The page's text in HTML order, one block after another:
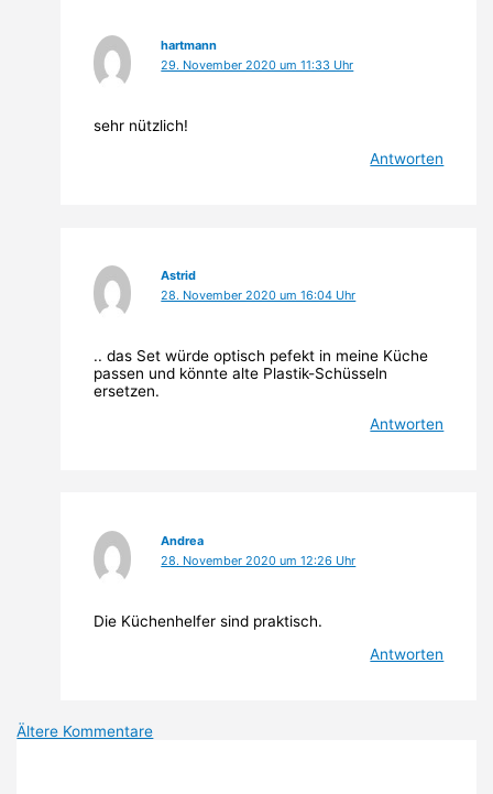
hartmann
29. November 2020 um 11:33 Uhr
sehr nützlich!
Antworten
Astrid
28. November 2020 um 16:04 Uhr
.. das Set würde optisch pefekt in meine Küche
passen und könnte alte Plastik-Schüsseln
ersetzen.
Antworten
Andrea
28. November 2020 um 12:26 Uhr
Die Küchenhelfer sind praktisch.
Antworten
Neuere
Ältere Kommentare